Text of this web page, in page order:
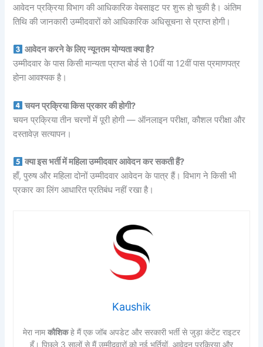
आवेदन प्रक्रिया विभाग की आधिकारिक वेबसाइट पर शुरू हो चुकी है। अंतिम
तिथि की जानकारी उम्मीदवारों को आधिकारिक अधिसूचना से प्राप्त होगी।
आवेदन करने के लिए न्यूनतम योग्यता क्या है?
उम्मीदवार के पास किसी मान्यता प्राप्त बोर्ड से 10वीं या 12वीं पास प्रमाणपत्र
होना आवश्यक है।
चयन प्रक्रिया किस प्रकार की होगी?
चयन प्रक्रिया तीन चरणों में पूरी होगी — ऑनलाइन परीक्षा, कौशल परीक्षा और
दस्तावेज़ सत्यापन।
क्या इस भर्ती में महिला उम्मीदवार आवेदन कर सकती हैं?
हाँ, पुरुष और महिला दोनों उम्मीदवार आवेदन के पात्र हैं। विभाग ने किसी भी
प्रकार का लिंग आधारित प्रतिबंध नहीं रखा है।
Kaushik
मेरा नामकौशिकहे मैं एक जॉब अपडेट और सरकारी भर्ती से जुड़ा कंटेंट राइटर
हूँ। पिछले 3 सालों से मैं उम्मीदवारों को नई भर्तियों, आवेदन प्रक्रिया और